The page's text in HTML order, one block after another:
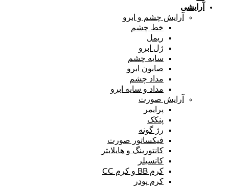
آرایشی
آرایش چشم و ابرو
خط چشم
ریمل
ژل ابرو
سایه چشم
صابون ابرو
مداد چشم
مداد و سایه ابرو
آرایش صورت
پرایمر
پنکک
رژ گونه
فیکساتور صورت
کانتورینگ و هایلایتر
کانسیلر
کرم BB و کرم CC
کرم پودر